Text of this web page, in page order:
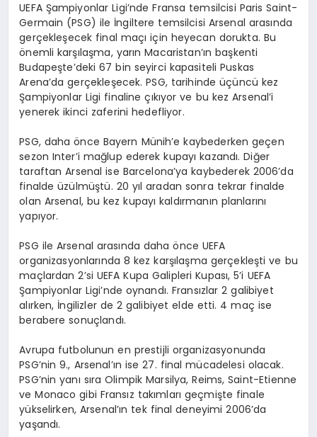
UEFA Şampiyonlar Ligi’nde Fransa temsilcisi Paris Saint-
Germain (PSG) ile İngiltere temsilcisi Arsenal arasında
gerçekleşecek final maçı için heyecan dorukta. Bu
önemli karşılaşma, yarın Macaristan’ın başkenti
Budapeşte’deki 67 bin seyirci kapasiteli Puskas
Arena’da gerçekleşecek. PSG, tarihinde üçüncü kez
Şampiyonlar Ligi finaline çıkıyor ve bu kez Arsenal’i
yenerek ikinci zaferini hedefliyor.
PSG, daha önce Bayern Münih’e kaybederken geçen
sezon Inter’i mağlup ederek kupayı kazandı. Diğer
taraftan Arsenal ise Barcelona’ya kaybederek 2006’da
finalde üzülmüştü. 20 yıl aradan sonra tekrar finalde
olan Arsenal, bu kez kupayı kaldırmanın planlarını
yapıyor.
PSG ile Arsenal arasında daha önce UEFA
organizasyonlarında 8 kez karşılaşma gerçekleşti ve bu
maçlardan 2’si UEFA Kupa Galipleri Kupası, 5’i UEFA
Şampiyonlar Ligi’nde oynandı. Fransızlar 2 galibiyet
alırken, İngilizler de 2 galibiyet elde etti. 4 maç ise
berabere sonuçlandı.
Avrupa futbolunun en prestijli organizasyonunda
PSG’nin 9., Arsenal’ın ise 27. final mücadelesi olacak.
PSG’nin yanı sıra Olimpik Marsilya, Reims, Saint-Etienne
ve Monaco gibi Fransız takımları geçmişte finale
yükselirken, Arsenal’ın tek final deneyimi 2006’da
yaşandı.